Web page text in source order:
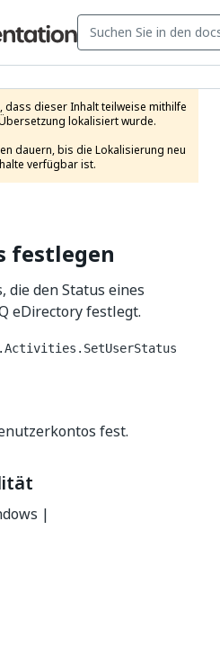
dass dieser Inhalt teilweise mithilfe
lokalisiert wurde.
dauern, bis die Lokalisierung neu
verfügbar ist.
festlegen
die den Status eines
eDirectory festlegt.
fest.
|